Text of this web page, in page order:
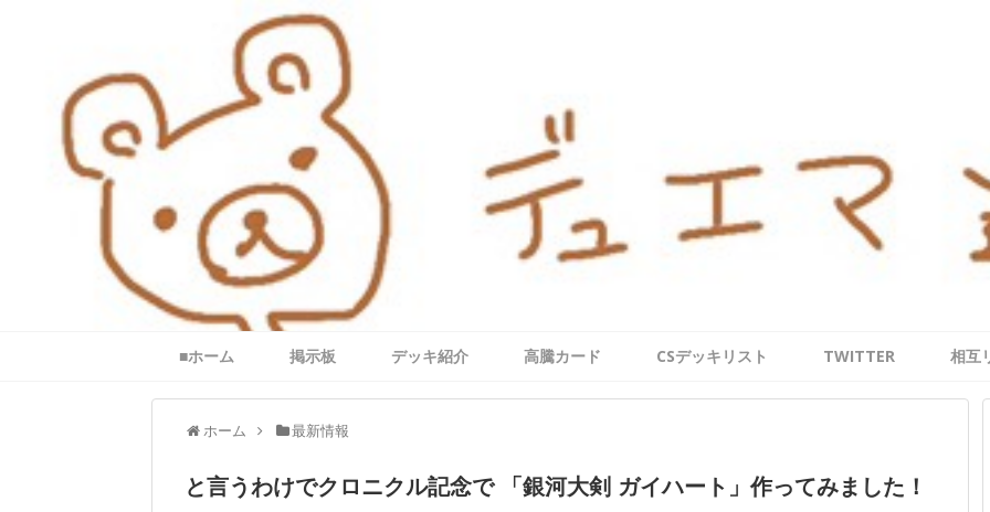
■ホーム 掲示板 デッキ紹介 高騰カード CSデッキリスト TWITTER 相互
ホーム 最新情報
と言うわけでクロニクル記念で 「銀河大剣 ガイハート」作ってみました！